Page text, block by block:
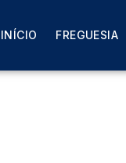
INÍCIO FREGUESIA